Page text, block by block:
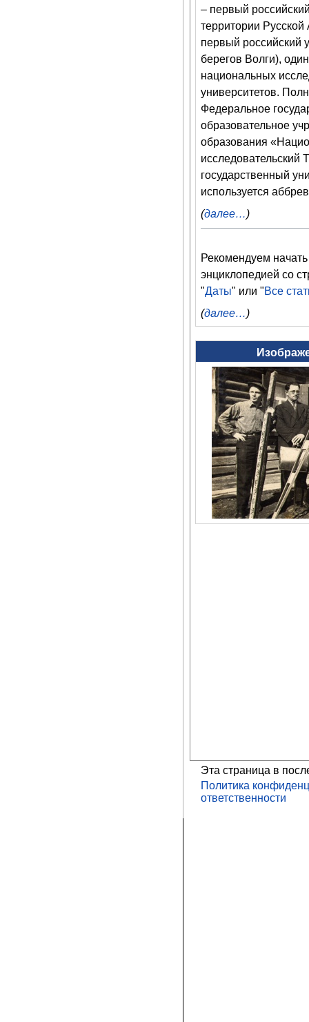
– первый
территории Русской
первый российский
берегов Волги),
национальных
университетов.
Федеральное
образовательное
образования
исследовательский
государственный
используется
(далее…)
Рекомендуем
энциклопедией со
"Даты" или "Все
(далее…)
Эта страница в
Политика
ответственности